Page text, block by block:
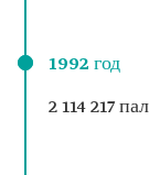
1992 год
2 114 217